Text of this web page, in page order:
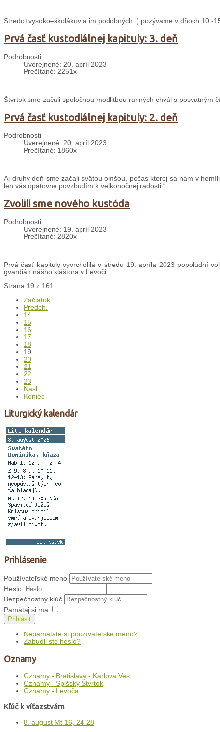
Stredo+vysoko–školákov a im podobných :) pozývame v dňoch 10.-
Prvá časť kustodiálnej kapituly: 3. deň
Podrobnosti
Uverejnené: 20. apríl 2023
Prečítané: 2251x
Štvrtok sme začali spoločnou modlitbou ranných chvál s
Prvá časť kustodiálnej kapituly: 2. deň
Podrobnosti
Uverejnené: 20. apríl 2023
Prečítané: 1860x
Aj druhý deň sme začali svätou omšou, počas ktorej sa nám v
len vás opätovne povzbudím k veľkonočnej radosti.“
Zvolili sme nového kustóda
Podrobnosti
Uverejnené: 19. apríl 2023
Prečítané: 2820x
Prvá časť kapituly vyvrcholila v stredu 19. apríla 2023 popoludní
gvardián nášho kláštora v Levoči.
Strana 19 z 161
Začiatok
Predch.
14
15
16
17
18
19
20
21
22
23
Nasl.
Koniec
Liturgický kalendár
Prihlásenie
Používateľské meno
Heslo
Bezpečnostný kľúč
Pamätaj si ma
Prihlásiť
Nepamätáte si používateľské meno?
Zabudli ste heslo?
Oznamy
Oznamy - Bratislava - Karlova Ves
Oznamy - Spišský Štvrtok
Oznamy - Levoča
Kľúč k víťazstvám
8. august Mt 16, 24-28